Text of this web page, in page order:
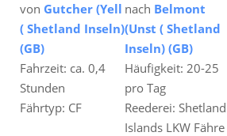
von Gutcher (Yell
( Shetland Inseln)
(GB)
nach Belmont
(Unst ( Shetland
Inseln) (GB)
Fahrzeit: ca. 0,4
Stunden
Häufigkeit: 20-25
pro Tag
Fährtyp: CF
Reederei: Shetland
Islands LKW Fähre